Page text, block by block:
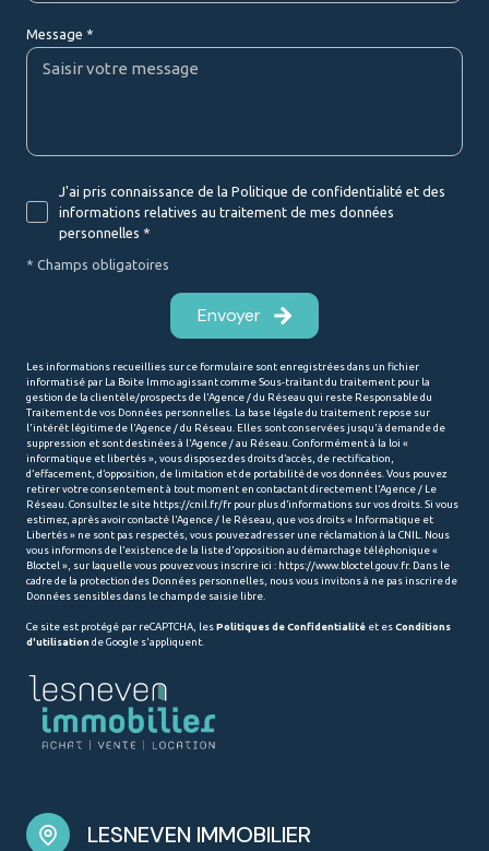
Message *
J'ai pris connaissance de la Politique de confidentialité et des
informations relatives au traitement de mes données
personnelles *
* Champs obligatoires
Envoyer
Les informations recueillies sur ce formulaire sont enregistrées dans un fichier
informatisé par La Boite Immo agissant comme Sous-traitant du traitement pour la
gestion de la clientèle/prospects de l'Agence / du Réseau qui reste Responsable du
Traitement de vos Données personnelles. La base légale du traitement repose sur
l'intérêt légitime de l'Agence / du Réseau. Elles sont conservées jusqu'à demande de
suppression et sont destinées à l'Agence / au Réseau. Conformément à la loi «
informatique et libertés », vous disposez des droits d’accès, de rectification,
d’effacement, d’opposition, de limitation et de portabilité de vos données. Vous pouvez
retirer votre consentement à tout moment en contactant directement l’Agence / Le
Réseau. Consultez le site https://cnil.fr/fr pour plus d’informations sur vos droits. Si vous
estimez, après avoir contacté l'Agence / le Réseau, que vos droits « Informatique et
Libertés » ne sont pas respectés, vous pouvez adresser une réclamation à la CNIL. Nous
vous informons de l’existence de la liste d'opposition au démarchage téléphonique «
Bloctel », sur laquelle vous pouvez vous inscrire ici : https://www.bloctel.gouv.fr. Dans le
cadre de la protection des Données personnelles, nous vous invitons à ne pas inscrire de
Données sensibles dans le champ de saisie libre.
Ce site est protégé par reCAPTCHA, lesPolitiques de Confidentialité et esConditions
d'utilisationde Google s'appliquent.
LESNEVEN IMMOBILIER